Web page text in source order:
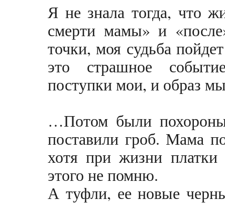
Я не знала тогда, что
смерти мамы» и
точки, моя судьба
это страшное
поступки мои, и образ
…Потом были
поставили гроб. Мама
хотя при жизни
этого не помню.
А туфли, ее новые